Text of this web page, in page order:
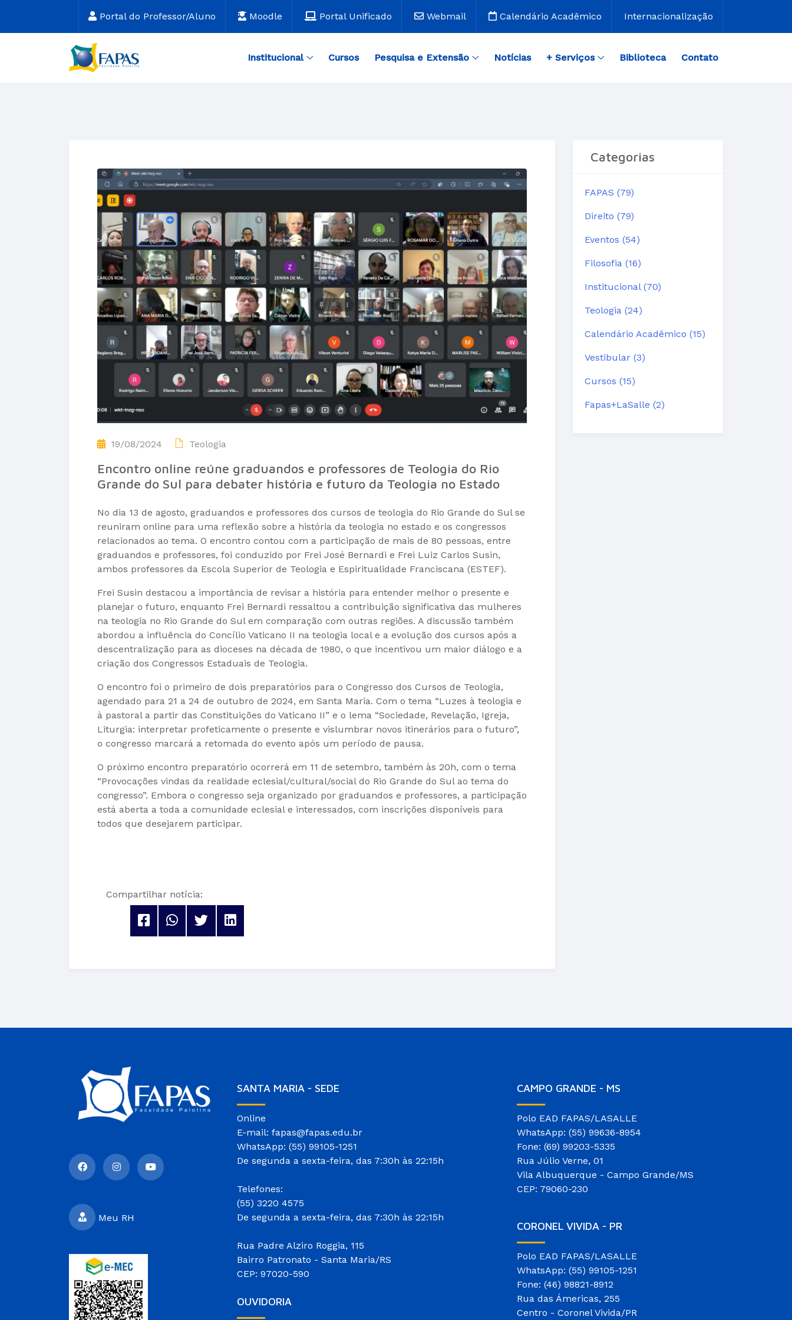
Portal do Professor/Aluno Moodle Portal Unificado Webmail Calendário Acadêmico Internacionalização
Institucional Cursos Pesquisa e Extensão Notícias + Serviços Biblioteca Contato
19/08/2024 Teologia
Encontro online reúne graduandos e professores de Teologia do Rio
Grande do Sul para debater história e futuro da Teologia no Estado
No dia 13 de agosto, graduandos e professores dos cursos de teologia do Rio Grande do Sul se
reuniram online para uma reflexão sobre a história da teologia no estado e os congressos
relacionados ao tema. O encontro contou com a participação de mais de 80 pessoas, entre
graduandos e professores, foi conduzido por Frei José Bernardi e Frei Luiz Carlos Susin,
ambos professores da Escola Superior de Teologia e Espiritualidade Franciscana (ESTEF).
Frei Susin destacou a importância de revisar a história para entender melhor o presente e
planejar o futuro, enquanto Frei Bernardi ressaltou a contribuição significativa das mulheres
na teologia no Rio Grande do Sul em comparação com outras regiões. A discussão também
abordou a influência do Concílio Vaticano II na teologia local e a evolução dos cursos após a
descentralização para as dioceses na década de 1980, o que incentivou um maior diálogo e a
criação dos Congressos Estaduais de Teologia.
O encontro foi o primeiro de dois preparatórios para o Congresso dos Cursos de Teologia,
agendado para 21 a 24 de outubro de 2024, em Santa Maria. Com o tema “Luzes à teologia e
à pastoral a partir das Constituições do Vaticano II” e o lema “Sociedade, Revelação, Igreja,
Liturgia: interpretar profeticamente o presente e vislumbrar novos itinerários para o futuro”,
o congresso marcará a retomada do evento após um período de pausa.
O próximo encontro preparatório ocorrerá em 11 de setembro, também às 20h, com o tema
“Provocações vindas da realidade eclesial/cultural/social do Rio Grande do Sul ao tema do
congresso”. Embora o congresso seja organizado por graduandos e professores, a participação
está aberta a toda a comunidade eclesial e interessados, com inscrições disponíveis para
todos que desejarem participar.
Compartilhar notícia:
Categorias
FAPAS (79)
Direito (79)
Eventos (54)
Filosofia (16)
Institucional (70)
Teologia (24)
Calendário Acadêmico (15)
Vestibular (3)
Cursos (15)
Fapas+LaSalle (2)
Meu RH
SANTA MARIA - SEDE
Online
E-mail: fapas@fapas.edu.br
WhatsApp: (55) 99105-1251
De segunda a sexta-feira, das 7:30h às 22:15h
Telefones:
(55) 3220 4575
De segunda a sexta-feira, das 7:30h às 22:15h
Rua Padre Alziro Roggia, 115
Bairro Patronato - Santa Maria/RS
CEP: 97020-590
OUVIDORIA
CAMPO GRANDE - MS
Polo EAD FAPAS/LASALLE
WhatsApp: (55) 99636-8954
Fone: (69) 99203-5335
Rua Júlio Verne, 01
Vila Albuquerque - Campo Grande/MS
CEP: 79060-230
CORONEL VIVIDA - PR
Polo EAD FAPAS/LASALLE
WhatsApp: (55) 99105-1251
Fone: (46) 98821-8912
Rua das Ámericas, 255
Centro - Coronel Vivida/PR